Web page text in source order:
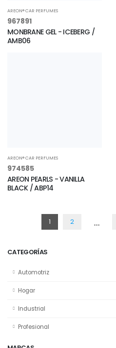
CATEGORÍAS
Automotriz
Hogar
Industrial
Profesional
AREON® CAR PERFUMES
967891
MONBRANE GEL - ICEBERG /
AMB06
AREON® CAR PERFUMES
974585
AREON PEARLS - VANILLA
BLACK / ABP14
1 2 …